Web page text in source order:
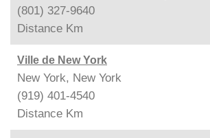
(801) 327-9640
Distance Km
Ville de New York
New York, New York
(919) 401-4540
Distance Km